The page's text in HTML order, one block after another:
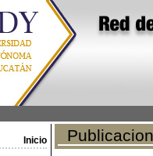
Inicio